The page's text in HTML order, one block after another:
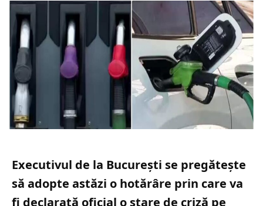
Executivul de la București se pregătește
să adopte astăzi o hotărâre prin care va
fi declarată oficial o stare de criză pe